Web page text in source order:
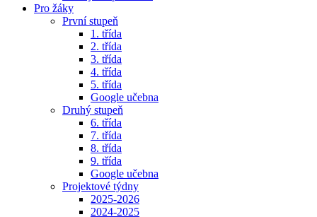
Pro žáky
První stupeň
1. třída
2. třída
3. třída
4. třída
5. třída
Google učebna
Druhý stupeň
6. třída
7. třída
8. třída
9. třída
Google učebna
Projektové týdny
2025-2026
2024-2025